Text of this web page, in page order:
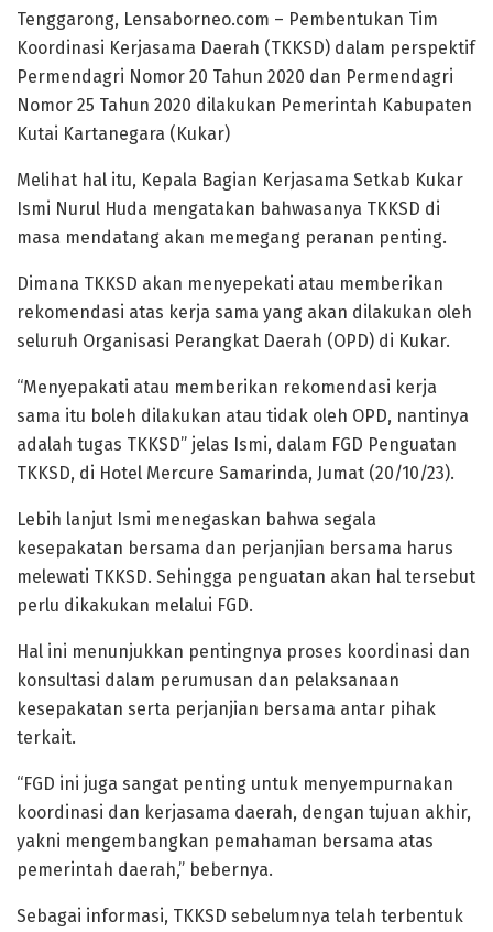
Tenggarong, Lensaborneo.com – Pembentukan Tim
Koordinasi Kerjasama Daerah (TKKSD) dalam perspektif
Permendagri Nomor 20 Tahun 2020 dan Permendagri
Nomor 25 Tahun 2020 dilakukan Pemerintah Kabupaten
Kutai Kartanegara (Kukar)
Melihat hal itu, Kepala Bagian Kerjasama Setkab Kukar
Ismi Nurul Huda mengatakan bahwasanya TKKSD di
masa mendatang akan memegang peranan penting.
Dimana TKKSD akan menyepekati atau memberikan
rekomendasi atas kerja sama yang akan dilakukan oleh
seluruh Organisasi Perangkat Daerah (OPD) di Kukar.
“Menyepakati atau memberikan rekomendasi kerja
sama itu boleh dilakukan atau tidak oleh OPD, nantinya
adalah tugas TKKSD” jelas Ismi, dalam FGD Penguatan
TKKSD, di Hotel Mercure Samarinda, Jumat (20/10/23).
Lebih lanjut Ismi menegaskan bahwa segala
kesepakatan bersama dan perjanjian bersama harus
melewati TKKSD. Sehingga penguatan akan hal tersebut
perlu dikakukan melalui FGD.
Hal ini menunjukkan pentingnya proses koordinasi dan
konsultasi dalam perumusan dan pelaksanaan
kesepakatan serta perjanjian bersama antar pihak
terkait.
“FGD ini juga sangat penting untuk menyempurnakan
koordinasi dan kerjasama daerah, dengan tujuan akhir,
yakni mengembangkan pemahaman bersama atas
pemerintah daerah,” bebernya.
Sebagai informasi, TKKSD sebelumnya telah terbentuk